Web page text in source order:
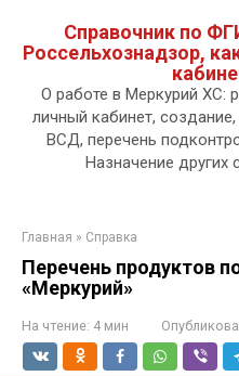
контенту.
Справочник по
Россельхознадзор,
О работе в Меркурий ХС:
личный кабинет,
ВСД, перечень
Назначение других
Главная » Справка
Перечень продуктов
«Меркурий»
На чтение: 4 мин